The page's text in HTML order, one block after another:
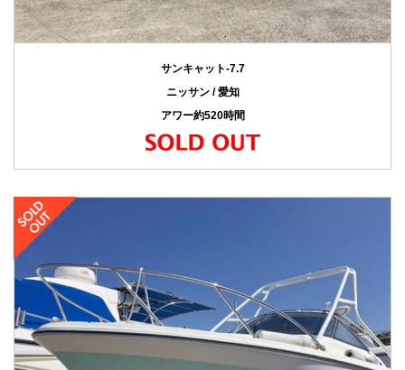
サンキャット-7.7
ニッサン / 愛知
アワー約520時間